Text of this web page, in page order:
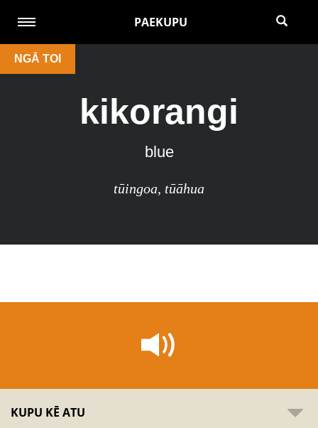
PAEKUPU
NGĀ TOI
kikorangi
blue
tūingoa, tūāhua
KUPU KĒ ATU